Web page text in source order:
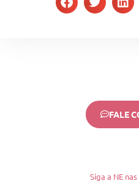
FALE
Siga a NE